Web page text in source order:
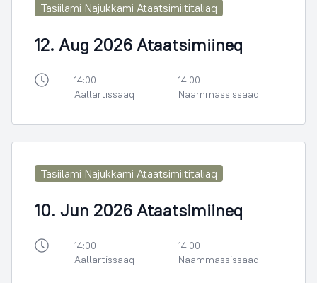
Tasiilami Najukkami Ataatsimiititaliaq
12. Aug 2026 Ataatsimiineq
14:00
Aallartissaaq
14:00
Naammassissaaq
Tasiilami Najukkami Ataatsimiititaliaq
10. Jun 2026 Ataatsimiineq
14:00
Aallartissaaq
14:00
Naammassissaaq